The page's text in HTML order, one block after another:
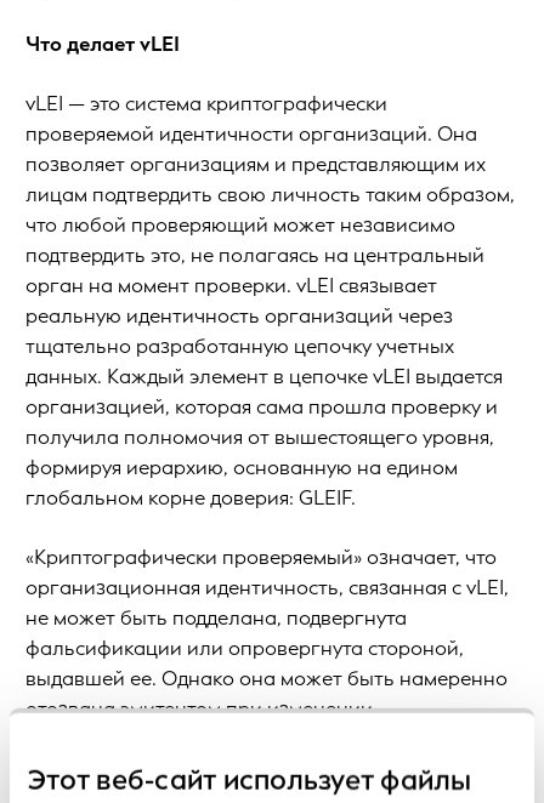
Этот веб-сайт использует файлы
Что делает vLEI
vLEI — это система криптографически
проверяемой идентичности организаций. Она
позволяет организациям и представляющим их
лицам подтвердить свою личность таким образом,
что любой проверяющий может независимо
подтвердить это, не полагаясь на центральный
орган на момент проверки. vLEI связывает
реальную идентичность организаций через
тщательно разработанную цепочку учетных
данных. Каждый элемент в цепочке vLEI выдается
организацией, которая сама прошла проверку и
получила полномочия от вышестоящего уровня,
формируя иерархию, основанную на едином
глобальном корне доверия: GLEIF.
«Криптографически проверяемый» означает, что
организационная идентичность, связанная с vLEI,
не может быть подделана, подвергнута
фальсификации или опровергнута стороной,
выдавшей ее. Однако она может быть намеренно
отозвана эмитентом при изменении
себе равных среди других методов